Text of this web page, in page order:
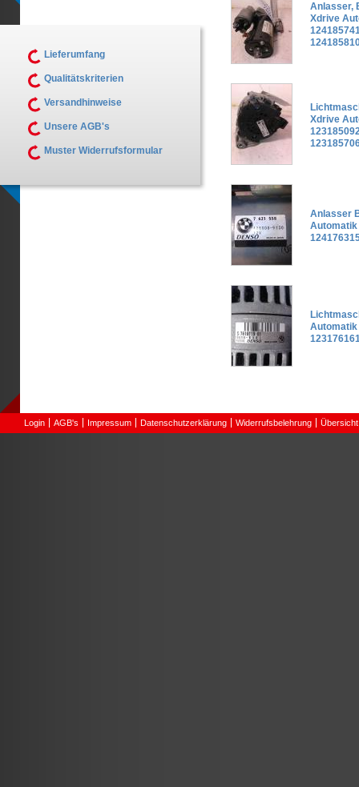
Anlasser,
Xdrive
Xdrive
Anlasser
Automatik
Automatik
Lieferumfang
Qualitätskriterien
Versandhinweise
Unsere AGB's
Muster Widerrufsformular
Login AGB's Impressum Datenschutzerklärung Widerrufsbelehrung